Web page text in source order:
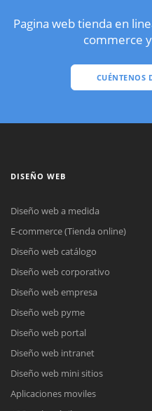
Pagina web tienda en
commerce
CUÉNTENOS
DISEÑO WEB
Diseño web a medida
E-commerce (Tienda online)
Diseño web catálogo
Diseño web corporativo
Diseño web empresa
Diseño web pyme
Diseño web portal
Diseño web intranet
Diseño web mini sitios
Aplicaciones moviles